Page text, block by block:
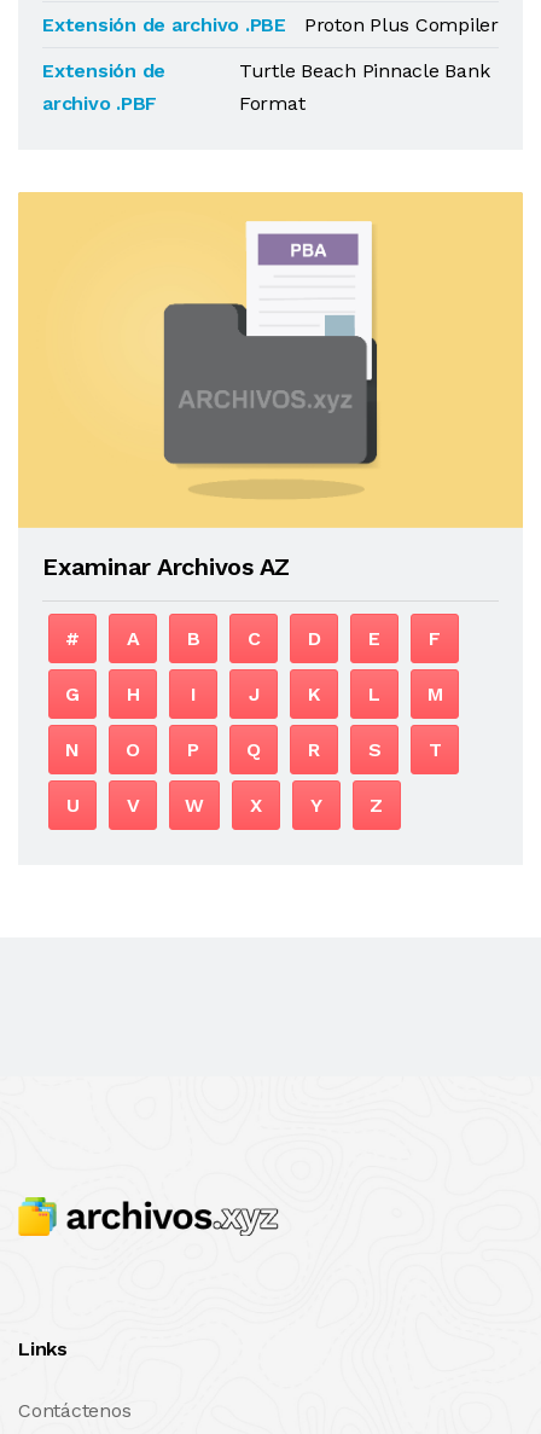
Extensión de archivo .PBE
Proton Plus Compiler
Extensión de
archivo .PBF
Turtle Beach Pinnacle Bank
Format
Examinar Archivos AZ
# A B C D E F
G H I J K L M
N O P Q R S T
U V W X Y Z
Links
Contáctenos